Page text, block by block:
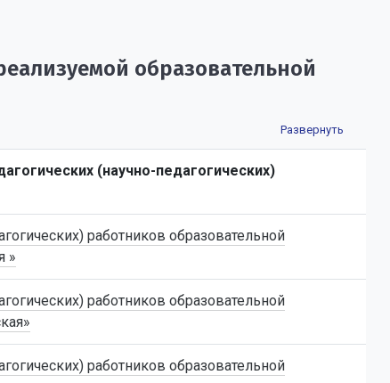
образовательной
(научно-педагогических)
работников образовательной
»
работников образовательной
работников образовательной